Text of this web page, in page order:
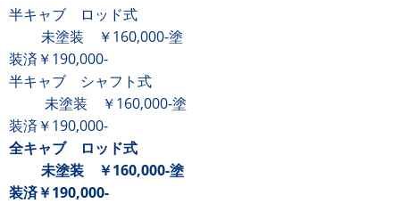
半キャブ ロッド式
未塗装 ￥160,000-塗
装済 ￥190,000-
半キャブ シャフト式
未塗装 ￥160,000-塗
装済 ￥190,000-
全キャブ
ロッド式
未塗装 ￥160,000-塗
装済￥190,000-